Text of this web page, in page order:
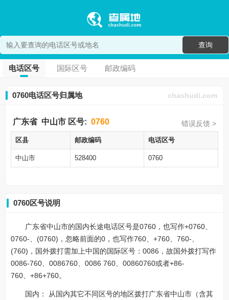
查询
电话区号 国际区号 邮政编码
0760电话区号归属地 chashudi.com
广东省 中山市 区号: 0760 错误反馈 >
区县 邮政编码 电话区号
中山市 528400 0760
0760区号说明
广东省中山市的国内长途电话区号是0760，也写作+0760、
0760-、(0760)，忽略前面的0，也写作760、+760、760-、
(760)，国外拨打需加上中国的国际区号：0086，故国外拨打写作
0086-760、0086760、0086 760、00860760或者+86-
760、+86+760。
国内： 从国内其它不同区号的地区拨打广东省中山市（含其